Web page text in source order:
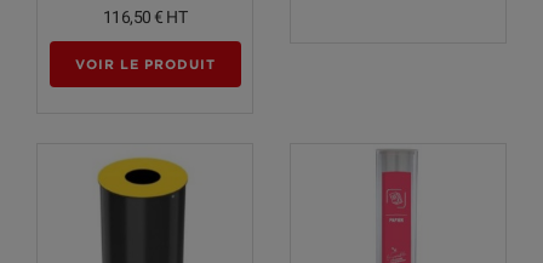
116,50 € HT
VOIR LE PRODUIT